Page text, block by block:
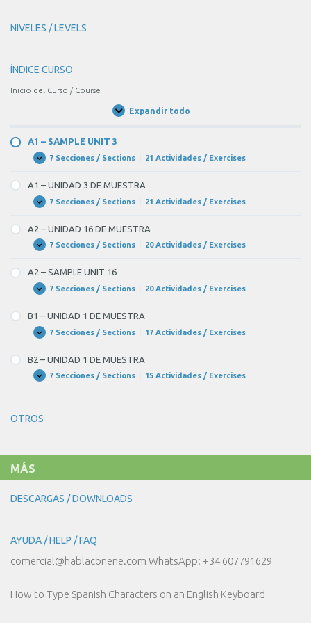
NIVELES / LEVELS
ÍNDICE CURSO
Inicio del Curso / Course
Expandir todo
Unidades
A1 – SAMPLE UNIT 3
Expandir
A1
SAMPLE
UNIT
3
7 Secciones / Sections 21 Actividades / Exercises
A1 – UNIDAD 3 DE MUESTRA
Expandir
A1
UNIDAD
3
DE
MUESTRA
7 Secciones / Sections 21 Actividades / Exercises
A2 – UNIDAD 16 DE MUESTRA
Expandir
A2
UNIDAD
16
DE
MUESTRA
7 Secciones / Sections 20 Actividades / Exercises
A2 – SAMPLE UNIT 16
Expandir
A2
SAMPLE
UNIT
16
7 Secciones / Sections 20 Actividades / Exercises
B1 – UNIDAD 1 DE MUESTRA
Expandir
B1
UNIDAD
1
DE
MUESTRA
7 Secciones / Sections 17 Actividades / Exercises
B2 – UNIDAD 1 DE MUESTRA
Expandir
B2
DE
7 Secciones / Sections 15 Actividades / Exercises
OTROS
MÁS
DESCARGAS / DOWNLOADS
AYUDA / HELP / FAQ
comercial@hablaconene.com WhatsApp: +34 607791629
How to Type Spanish Characters on an English Keyboard